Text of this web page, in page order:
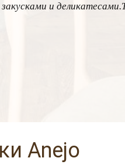
закусками и
Anejo